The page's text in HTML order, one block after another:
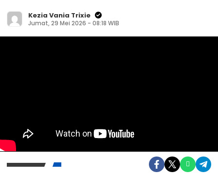
Kezia Vania Trixie
Jumat, 29 Mei 2026 - 08:18 WIB